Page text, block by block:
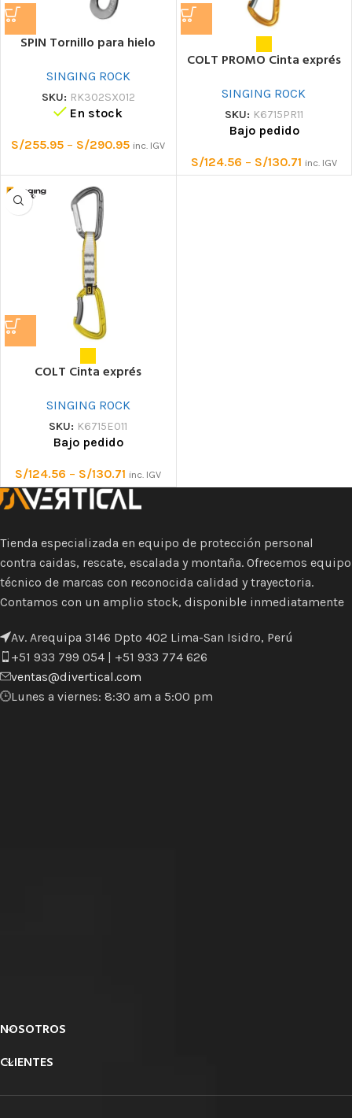
SPIN Tornillo para hielo
SINGING ROCK
SKU: RK302SX012
En stock
S/255.95 – S/290.95 inc. IGV
COLT PROMO Cinta exprés
SINGING ROCK
SKU: K6715PR11
Bajo pedido
S/124.56 – S/130.71 inc. IGV
COLT Cinta exprés
SINGING ROCK
SKU: K6715E011
Bajo pedido
S/124.56 – S/130.71 inc. IGV
Tienda especializada en equipo de protección personal
contra caidas, rescate, escalada y montaña. Ofrecemos equipo
técnico de marcas con reconocida calidad y trayectoria.
Contamos con un amplio stock, disponible inmediatamente
Av. Arequipa 3146 Dpto 402 Lima-San Isidro, Perú
+51 933 799 054 | +51 933 774 626
ventas@divertical.com
Lunes a viernes: 8:30 am a 5:00 pm
NOSOTROS
CLIENTES